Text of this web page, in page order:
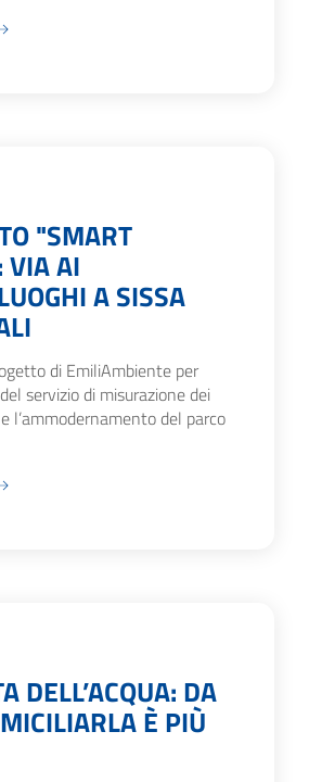
"SMART
VIA AI
A SISSA
di EmiliAmbiente per
servizio di misurazione dei
l’ammodernamento del parco
DELL’ACQUA: DA
È PIÙ